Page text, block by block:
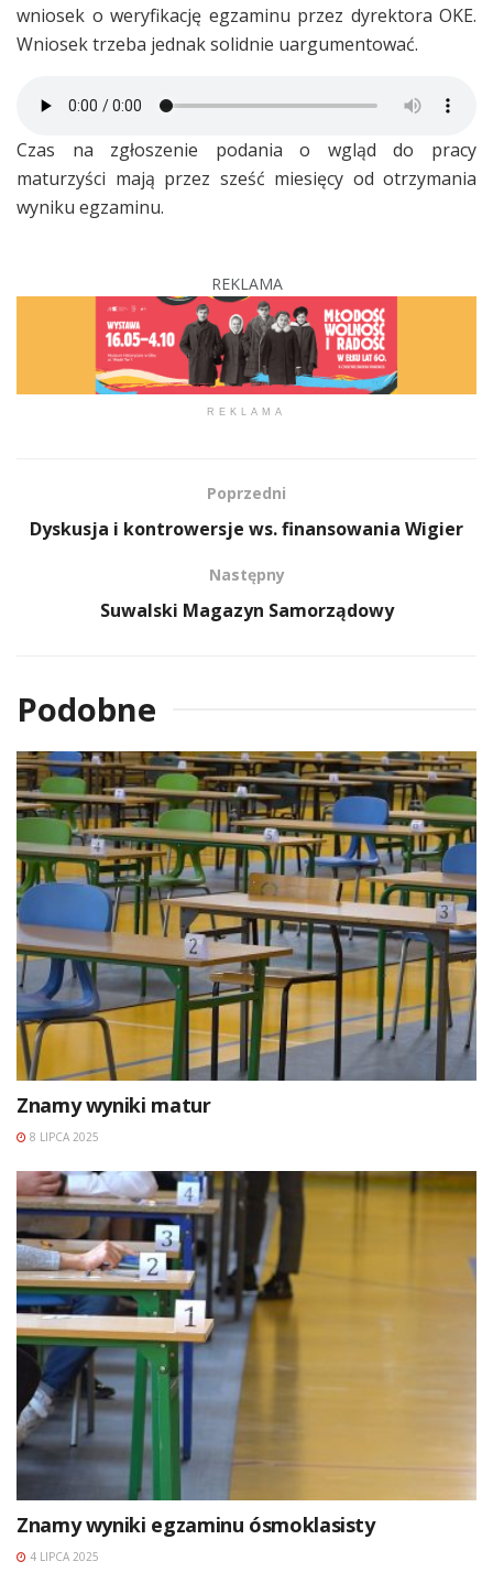
wniosek o weryfikację egzaminu przez dyrektora OKE.
Wniosek trzeba jednak solidnie uargumentować.
Czas na zgłoszenie podania o wgląd do pracy
maturzyści mają przez sześć miesięcy od otrzymania
wyniku egzaminu.
REKLAMA
REKLAMA
Poprzedni
Dyskusja i kontrowersje ws. finansowania Wigier
Następny
Suwalski Magazyn Samorządowy
Podobne
Znamy wyniki matur
8 LIPCA 2025
Znamy wyniki egzaminu ósmoklasisty
4 LIPCA 2025